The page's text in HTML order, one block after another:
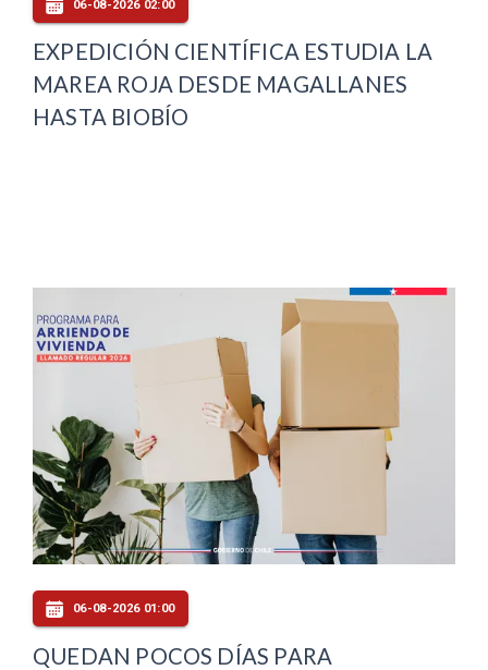
06-08-2026 02:00
EXPEDICIÓN CIENTÍFICA ESTUDIA LA
MAREA ROJA DESDE MAGALLANES
HASTA BIOBÍO
06-08-2026 01:00
QUEDAN POCOS DÍAS PARA